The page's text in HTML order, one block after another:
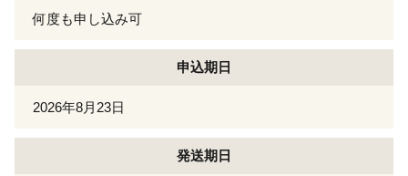
何度も申し込み可
申込期日
2026年8月23日
発送期日